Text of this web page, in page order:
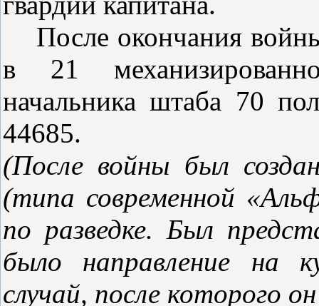
После окончания
в 21
начальника штаба 70
44685.
(После войны был
(типа современной
по разведке. Был
было направление на
случай, после которого